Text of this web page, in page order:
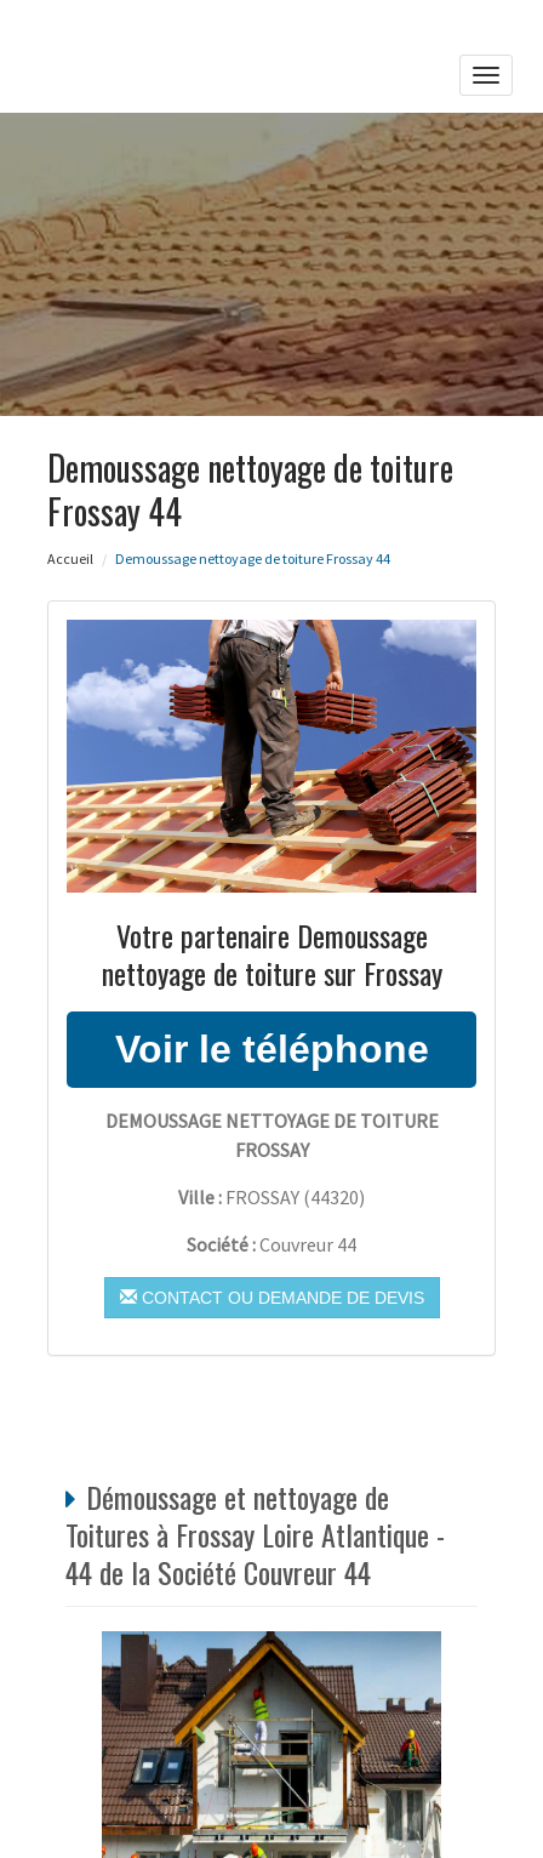
Toggle
Demoussage nettoyage de toiture
Frossay 44
Accueil Demoussage nettoyage de toiture Frossay 44
Votre partenaire Demoussage
nettoyage de toiture sur Frossay
DEMOUSSAGE NETTOYAGE DE TOITURE
FROSSAY
Ville : FROSSAY (44320)
Société :Couvreur 44
CONTACT OU DEMANDE DE DEVIS
Démoussage et nettoyage de
Toitures à Frossay Loire Atlantique -
44 de la Société Couvreur 44